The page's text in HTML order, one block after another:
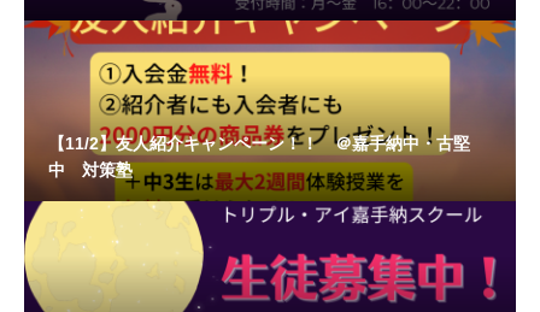
【11/2】友人紹介キャンペーン！！ ＠嘉手納中・古堅
中 対策塾